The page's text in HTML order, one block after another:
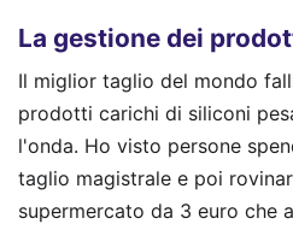
La gestione dei
Il miglior taglio del mondo
prodotti carichi di siliconi
l'onda. Ho visto persone
taglio magistrale e poi
supermercato da 3 euro che